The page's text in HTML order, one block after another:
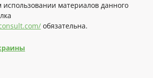
материалов данного
обязательна.